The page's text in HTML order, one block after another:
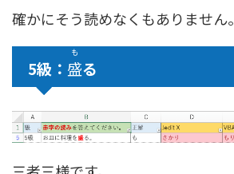
確かにそう読めなくもありません。
5級： 盛
も
る